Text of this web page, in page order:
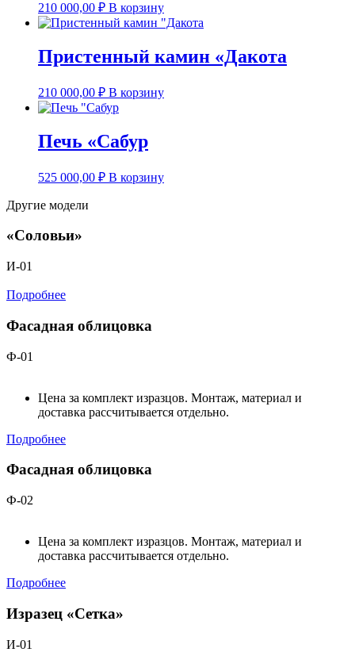
210 000,00 ₽ В корзину
Пристенный камин «Дакота
210 000,00 ₽ В корзину
Печь «Сабур
525 000,00 ₽ В корзину
Другие модели
«Соловьи»
И-01
Подробнее
Фасадная облицовка
Ф-01
Цена за комплект изразцов. Монтаж, материал и
доставка рассчитывается отдельно.
Подробнее
Фасадная облицовка
Ф-02
Цена за комплект изразцов. Монтаж, материал и
доставка рассчитывается отдельно.
Подробнее
Изразец «Сетка»
И-01